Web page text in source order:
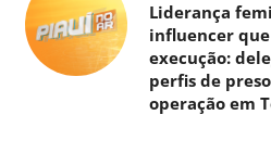
Liderança
influencer
execução:
perfis de
operação em